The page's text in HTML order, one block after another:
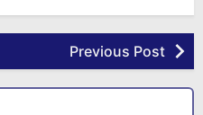
Previous Post